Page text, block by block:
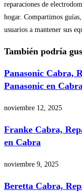
reparaciones de
hogar. Compartimos
usuarios a mantener sus
También podría
Panasonic Cabra,
Panasonic en
noviembre 12, 2025
Franke Cabra,
en Cabra
noviembre 9, 2025
Beretta Cabra,